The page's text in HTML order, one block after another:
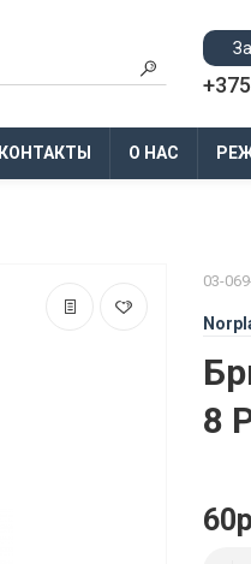
КОНТАКТЫ О НАС
03-
8